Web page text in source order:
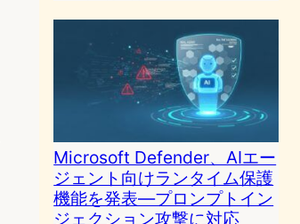
Microsoft Defender、AIエー
ジェント向けランタイム保護
機能を発表—プロンプトイン
ジェクション攻撃に対応